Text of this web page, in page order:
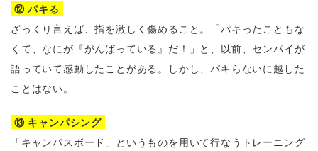
⑫ パキる
ざっくり言えば、指を激しく傷めること。「パキったこともな
くて、なにが『がんばっている』だ！」と、以前、センパイが
語っていて感動したことがある。しかし、パキらないに越した
ことはない。
⑬ キャンパシング
「キャンパスボード」というものを用いて行なうトレーニング